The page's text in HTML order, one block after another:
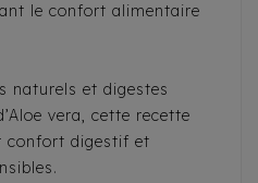
le confort alimentaire
naturels et digestes
vera, cette recette
confort digestif et